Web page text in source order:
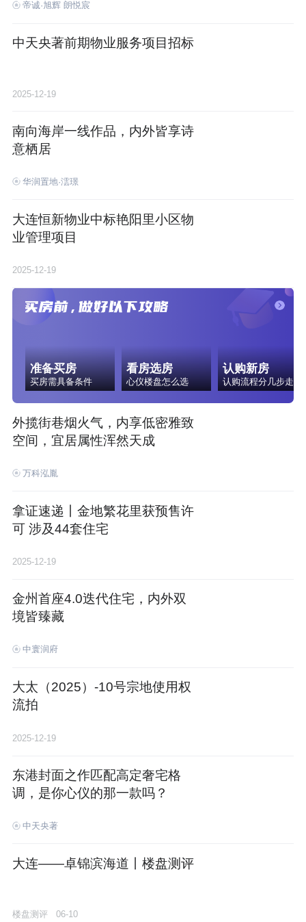
帝诚·旭辉 朗悦宸
中天央著前期物业服务项目招标
2025-12-19
南向海岸一线作品，内外皆享诗
意栖居
华润置地·澐璟
大连恒新物业中标艳阳里小区物
业管理项目
2025-12-19
准备买房
买房需具备条件
看房选房
心仪楼盘怎么选
认购新房
认购流程分几步走
外揽街巷烟火气，内享低密雅致
空间，宜居属性浑然天成
万科泓胤
拿证速递丨金地繁花里获预售许
可 涉及44套住宅
2025-12-19
金州首座4.0迭代住宅，内外双
境皆臻藏
中寰润府
大太（2025）-10号宗地使用权
流拍
2025-12-19
东港封面之作匹配高定奢宅格
调，是你心仪的那一款吗？
中天央著
大连——卓锦滨海道丨楼盘测评
楼盘测评 06-10